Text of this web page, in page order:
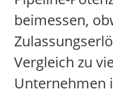
beimessen,
Vergleich zu
Unternehmen